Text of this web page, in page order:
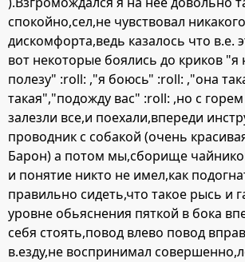
спокойно,сел,не чувствовал никакого
дискомфорта,ведь казалось что в.е.
вот некоторые боялись до криков "я
полезу" :roll: ,"я боюсь" :roll: ,"она
такая","подожду вас" :roll: ,но с
залезли все,и поехали,впереди
проводник с собакой (очень
Барон) а потом мы,сборище
и понятие никто не имел,как
правильно сидеть,что такое рысь и
уровне обьяснения пяткой в бока
себя стоять,повод влево повод
в.езду,не воспринимал